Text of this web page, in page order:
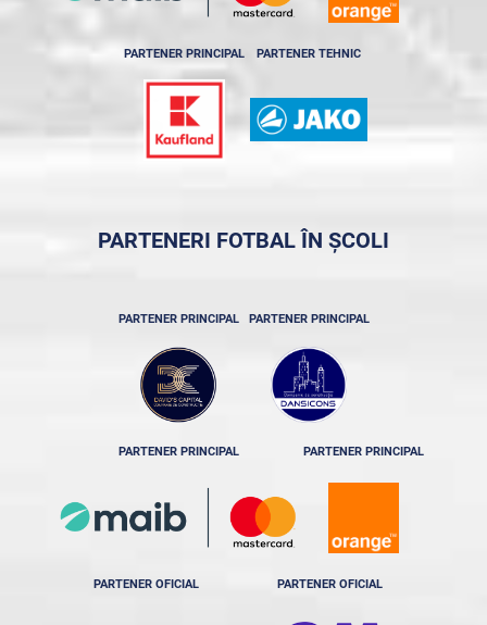
PARTENER PRINCIPAL PARTENER TEHNIC
PARTENERI FOTBAL ÎN ȘCOLI
PARTENER PRINCIPAL PARTENER PRINCIPAL
PARTENER PRINCIPAL PARTENER PRINCIPAL
PARTENER OFICIAL PARTENER OFICIAL